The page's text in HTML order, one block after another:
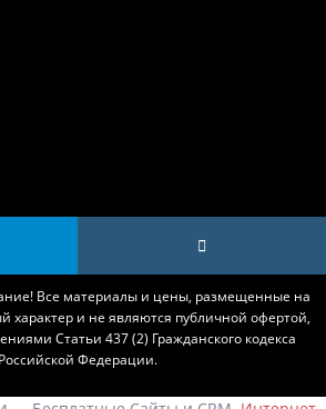
Все материалы и цены, размещенные на
характер и не являются публичной офертой,
Статьи 437 (2) Гражданского кодекса
Российской Федерации.